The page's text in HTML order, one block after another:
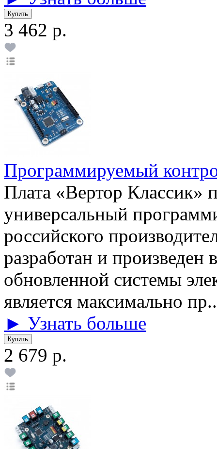
3 462 р.
Программируемый
Плата «Вертор Классик»
универсальный
российского
разработан и произведен
обновленной системы
является максимально пр..
► Узнать больше
2 679 р.